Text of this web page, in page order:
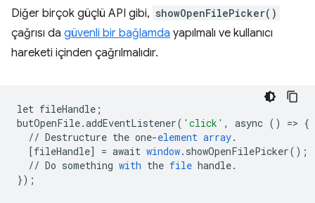
Diğer birçok güçlü API gibi, showOpenFilePicker()
çağrısı da güvenli bir bağlamda yapılmalı ve kullanıcı
hareketi içinden çağrılmalıdır.
let fileHandle ;
butOpenFile.addEventListener( 'click' , async () => {
// Destructure the one-element array.
[fileHandle] = await window. showOpenFilePicker();
// Do something with the file handle.
});